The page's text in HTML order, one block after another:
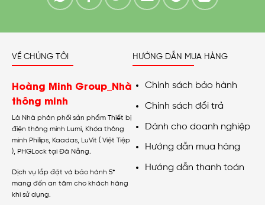
VỀ CHÚNG TÔI
Hoàng Minh Group_Nhà
thông minh
Là Nhà phân phối sản phẩm Thiết bị
điện thông minh Lumi, Khóa thông
minh Philips, Kaadas, LuVit ( Việt Tiệp
), PHGLock tại Đà Nẵng.
Dịch vụ lắp đặt và bảo hành 5*
mang đến an tâm cho khách hàng
khi sử dụng.
HƯỚNG DẪN MUA HÀNG
Chính sách bảo hành
Chính sách đổi trả
Dành cho doanh nghiệp
Hướng dẫn mua hàng
Hướng dẫn thanh toán